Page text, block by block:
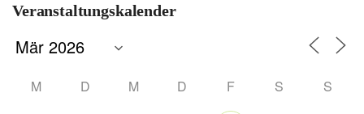
Veranstaltungskalender
M D M D F S S